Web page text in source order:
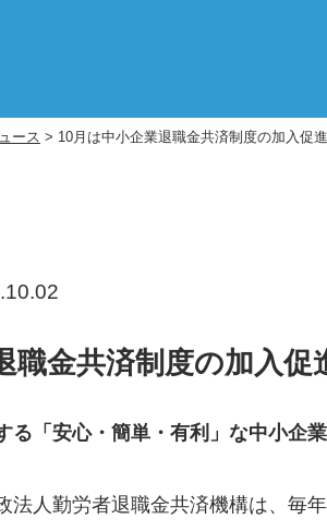
ース > 10月は中小企業退職金共済制度の加入促
職金共済制度の加入促
る「安心・簡単・有利」な中小企
法人勤労者退職金共済機構は、毎